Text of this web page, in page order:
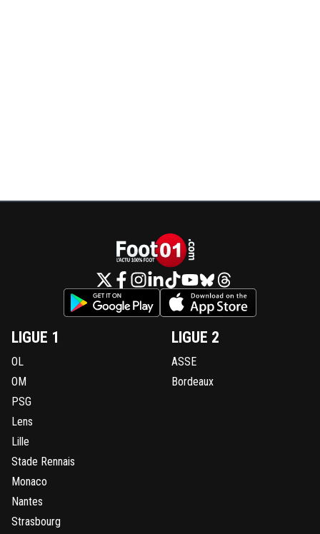
LIGUE 1
OL
OM
PSG
Lens
Lille
Stade Rennais
Monaco
Nantes
Strasbourg
LIGUE 2
ASSE
Bordeaux